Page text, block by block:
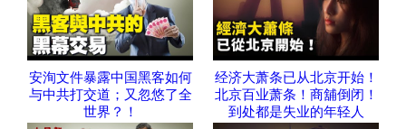
安洵文件暴露中国黑客如何
与中共打交道；又忽悠了全
世界？！
经济大萧条已从北京开始！
北京百业萧条！商舖倒闭！
到处都是失业的年轻人